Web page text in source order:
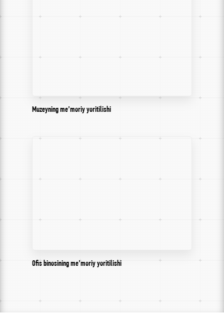
Muzeyning me’moriy yoritilishi
Ofis binosining me’moriy yoritilishi